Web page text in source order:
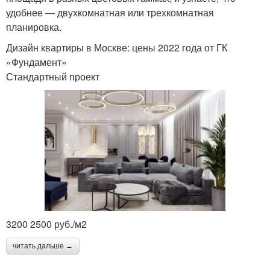
удобнее — двухкомнатная или трехкомнатная
планировка.
Дизайн квартиры в Москве: цены 2022 года от ГК
«Фундамент»
Стандартный проект
3200 2500 руб./м2
читать дальше →